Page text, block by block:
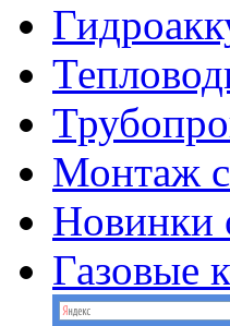
Монтаж
Новинки
Газовые